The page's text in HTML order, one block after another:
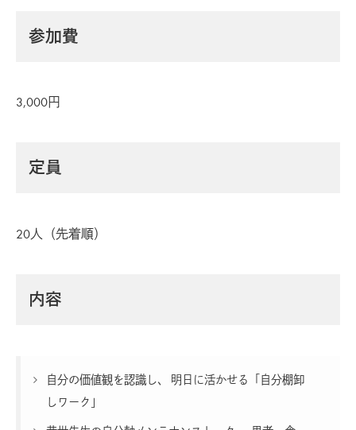
参加費
3,000円
定員
20人（先着順）
内容
自分の価値観を認識し、 明日に活かせる「自分棚卸
しワーク」